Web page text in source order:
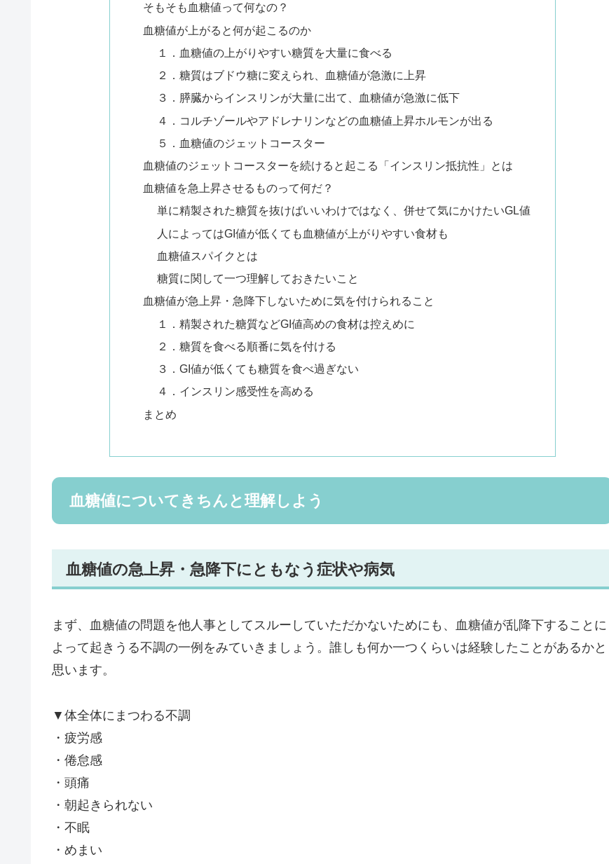
そもそも血糖値って何なの？
血糖値が上がると何が起こるのか
１．血糖値の上がりやすい糖質を大量に食べる
２．糖質はブドウ糖に変えられ、血糖値が急激に上昇
３．膵臓からインスリンが大量に出て、血糖値が急激に低下
４．コルチゾールやアドレナリンなどの血糖値上昇ホルモンが出る
５．血糖値のジェットコースター
血糖値のジェットコースターを続けると起こる「インスリン抵抗性」とは
血糖値を急上昇させるものって何だ？
単に精製された糖質を抜けばいいわけではなく、併せて気にかけたいGL値
人によってはGI値が低くても血糖値が上がりやすい食材も
血糖値スパイクとは
糖質に関して一つ理解しておきたいこと
血糖値が急上昇・急降下しないために気を付けられること
１．精製された糖質などGI値高めの食材は控えめに
２．糖質を食べる順番に気を付ける
３．GI値が低くても糖質を食べ過ぎない
４．インスリン感受性を高める
まとめ
血糖値についてきちんと理解しよう
血糖値の急上昇・急降下にともなう症状や病気
まず、血糖値の問題を他人事としてスルーしていただかないためにも、血糖値が乱降下することに
よって起きうる不調の一例をみていきましょう。誰しも何か一つくらいは経験したことがあるかと
思います。
▼体全体にまつわる不調
・疲労感
・倦怠感
・頭痛
・朝起きられない
・不眠
・めまい